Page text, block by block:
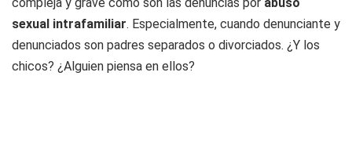
sexual intrafamiliar. Especialmente, cuando denunciante y
denunciados son padres separados o divorciados. ¿Y los
chicos? ¿Alguien piensa en ellos?